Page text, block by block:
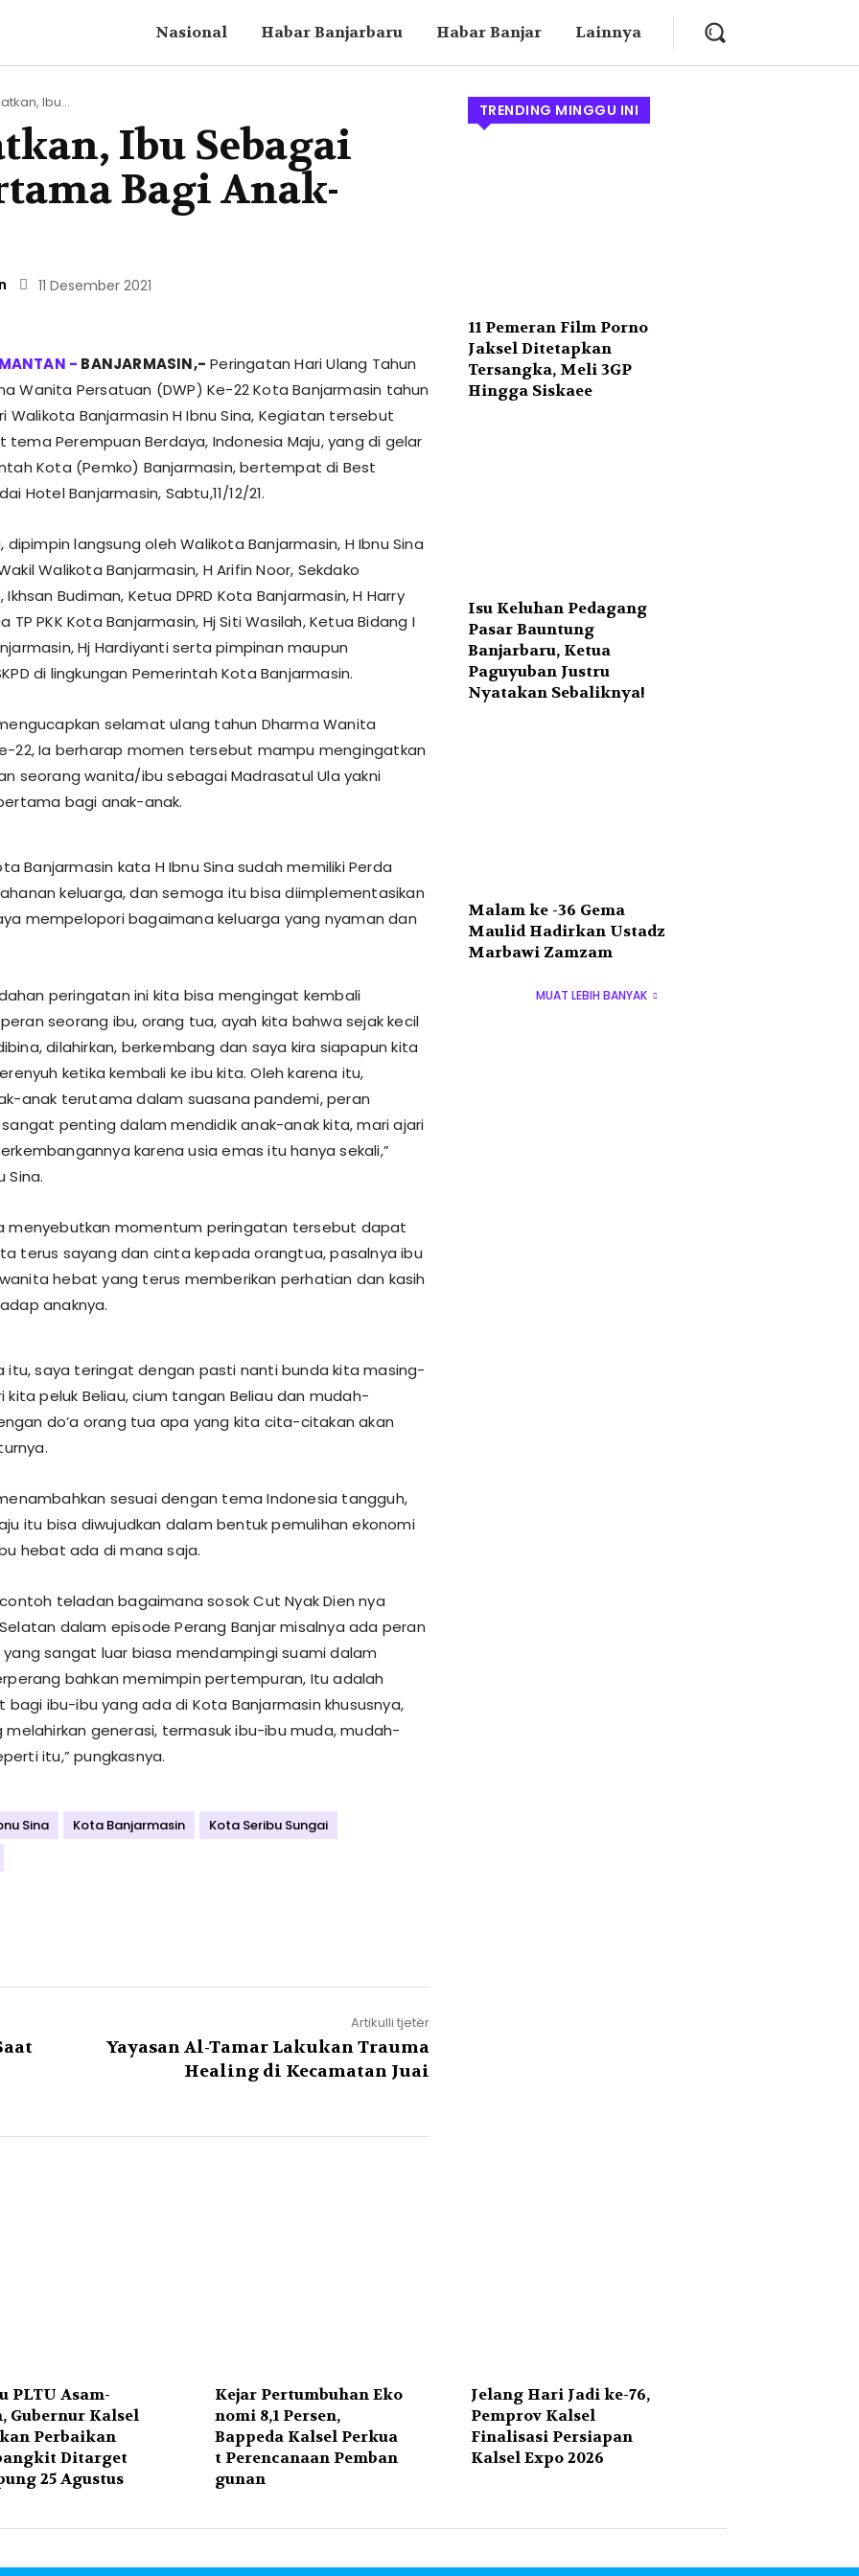
Nasional Habar Banjarbaru Habar Banjar Lainnya
Ibu...
Ibu Sebagai
Bagi Anak-
11 Desember 2021
BANJARMASIN,- Peringatan Hari Ulang Tahun
Wanita Persatuan (DWP) Ke-22 Kota Banjarmasin tahun
Walikota Banjarmasin H Ibnu Sina, Kegiatan tersebut
tema Perempuan Berdaya, Indonesia Maju, yang di gelar
Kota (Pemko) Banjarmasin, bertempat di Best
Hotel Banjarmasin, Sabtu,11/12/21.
dipimpin langsung oleh Walikota Banjarmasin, H Ibnu Sina
Walikota Banjarmasin, H Arifin Noor, Sekdako
Ikhsan Budiman, Ketua DPRD Kota Banjarmasin, H Harry
TP PKK Kota Banjarmasin, Hj Siti Wasilah, Ketua Bidang I
Hj Hardiyanti serta pimpinan maupun
di lingkungan Pemerintah Kota Banjarmasin.
selamat ulang tahun Dharma Wanita
22, Ia berharap momen tersebut mampu mengingatkan
seorang wanita/ibu sebagai Madrasatul Ula yakni
bagi anak-anak.
Banjarmasin kata H Ibnu Sina sudah memiliki Perda
keluarga, dan semoga itu bisa diimplementasikan
mempelopori bagaimana keluarga yang nyaman dan
peringatan ini kita bisa mengingat kembali
seorang ibu, orang tua, ayah kita bahwa sejak kecil
dilahirkan, berkembang dan saya kira siapapun kita
ketika kembali ke ibu kita. Oleh karena itu,
anak terutama dalam suasana pandemi, peran
penting dalam mendidik anak-anak kita, mari ajari
karena usia emas itu hanya sekali,”
Sina.
menyebutkan momentum peringatan tersebut dapat
terus sayang dan cinta kepada orangtua, pasalnya ibu
hebat yang terus memberikan perhatian dan kasih
anaknya.
itu, saya teringat dengan pasti nanti bunda kita masing-
kita peluk Beliau, cium tangan Beliau dan mudah-
do’a orang tua apa yang kita cita-citakan akan
sesuai dengan tema Indonesia tangguh,
itu bisa diwujudkan dalam bentuk pemulihan ekonomi
hebat ada di mana saja.
teladan bagaimana sosok Cut Nyak Dien nya
dalam episode Perang Banjar misalnya ada peran
yang sangat luar biasa mendampingi suami dalam
bahkan memimpin pertempuran, Itu adalah
bagi ibu-ibu yang ada di Kota Banjarmasin khususnya,
melahirkan generasi, termasuk ibu-ibu muda, mudah-
itu,” pungkasnya.
Sina Kota Banjarmasin
Kota Seribu Sungai
Artikulli tjetër
Yayasan Al-Tamar Lakukan Trauma
Healing di Kecamatan Juai
TRENDING MINGGU INI
11 Pemeran Film Porno
Jaksel Ditetapkan
Tersangka, Meli 3GP
Hingga Siskaee
Isu Keluhan Pedagang
Pasar Bauntung
Banjarbaru, Ketua
Paguyuban Justru
Nyatakan Sebaliknya!
Malam ke -36 Gema
Maulid Hadirkan Ustadz
Marbawi Zamzam
MUAT LEBIH BANYAK
PLTU Asam-
Gubernur Kalsel
Perbaikan
Ditarget
25 Agustus
Kejar Pertumbuhan Eko
nomi 8,1 Persen,
Bappeda Kalsel Perkua
t Perencanaan Pemban
gunan
Jelang Hari Jadi ke-76,
Pemprov Kalsel
Finalisasi Persiapan
Kalsel Expo 2026